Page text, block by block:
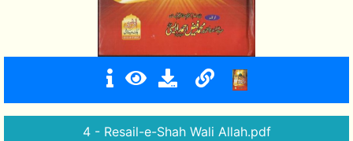
4 - Resail-e-Shah Wali Allah.pdf